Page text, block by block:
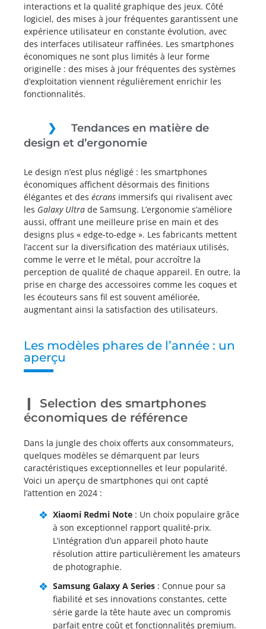
interactions et la qualité graphique des jeux. Côté
logiciel, des mises à jour fréquentes garantissent une
expérience utilisateur en constante évolution, avec
des interfaces utilisateur raffinées. Les smartphones
économiques ne sont plus limités à leur forme
originelle : des mises à jour fréquentes des systèmes
d’exploitation viennent régulièrement enrichir les
fonctionnalités.
Tendances en matière de
design et d’ergonomie
Le design n’est plus négligé : les smartphones
économiques affichent désormais des finitions
élégantes et des écrans immersifs qui rivalisent avec
les Galaxy Ultra de Samsung. L’ergonomie s’améliore
aussi, offrant une meilleure prise en main et des
designs plus « edge-to-edge ». Les fabricants mettent
l’accent sur la diversification des matériaux utilisés,
comme le verre et le métal, pour accroître la
perception de qualité de chaque appareil. En outre, la
prise en charge des accessoires comme les coques et
les écouteurs sans fil est souvent améliorée,
augmentant ainsi la satisfaction des utilisateurs.
Les modèles phares de l’année : un
aperçu
Selection des smartphones
économiques de référence
Dans la jungle des choix offerts aux consommateurs,
quelques modèles se démarquent par leurs
caractéristiques exceptionnelles et leur popularité.
Voici un aperçu de smartphones qui ont capté
l’attention en 2024 :
Xiaomi Redmi Note : Un choix populaire grâce
à son exceptionnel rapport qualité-prix.
L’intégration d’un appareil photo haute
résolution attire particulièrement les amateurs
de photographie.
Samsung Galaxy A Series : Connue pour sa
fiabilité et ses innovations constantes, cette
série garde la tête haute avec un compromis
parfait entre coût et fonctionnalités premium.